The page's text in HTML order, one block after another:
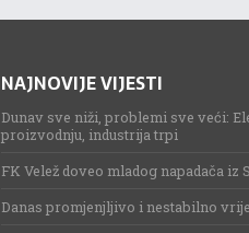
NAJNOVIJE VIJESTI
Dunav sve niži, problemi sve veći:
proizvodnju, industrija trpi
FK Velež doveo mladog napadača iz
Danas promjenjljivo i nestabilno